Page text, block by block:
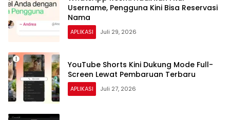
Username, Pengguna Kini Bisa Reservasi
Nama
APLIKASI Juli 29, 2026
YouTube Shorts Kini Dukung Mode Full-
Screen Lewat Pembaruan Terbaru
APLIKASI Juli 27, 2026